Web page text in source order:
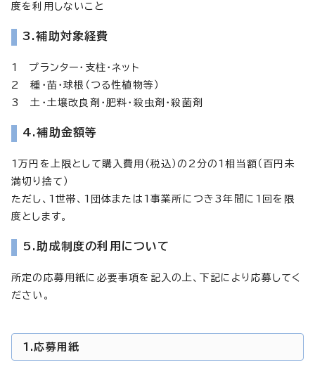
度を利用しないこと
3.補助対象経費
1 プランター・支柱・ネット
2 種・苗・球根（つる性植物等）
3 土・土壌改良剤・肥料・殺虫剤・殺菌剤
4.補助金額等
1万円を上限として購入費用（税込）の2分の1相当額（百円未
満切り捨て）
ただし、1世帯、1団体または1事業所につき3年間に1回を限
度とします。
5.助成制度の利用について
所定の応募用紙に必要事項を記入の上、下記により応募してく
ださい。
1.応募用紙